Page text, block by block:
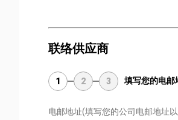
联络供应商
1 2 3 填写您的电邮
电邮地址(填写您的公司电邮地址